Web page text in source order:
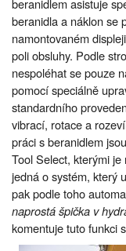
beranidlem asistuje
beranidla a náklon se
namontovaném
poli obsluhy. Podle
nespoléhat se pouze
pomocí speciálně
standardního
vibrací, rotace a
práci s beranidlem
Tool Select, kterými
jedná o systém, který
pak podle toho
naprostá špička v
komentuje tuto funkci